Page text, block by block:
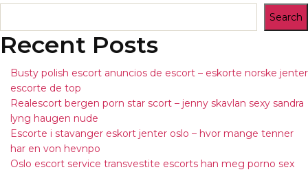
Search
Recent Posts
Busty polish escort anuncios de escort – eskorte norske jenter
escorte de top
Realescort bergen porn star scort – jenny skavlan sexy sandra
lyng haugen nude
Escorte i stavanger eskort jenter oslo – hvor mange tenner
har en von hevnpo
Oslo escort service transvestite escorts han meg porno sex